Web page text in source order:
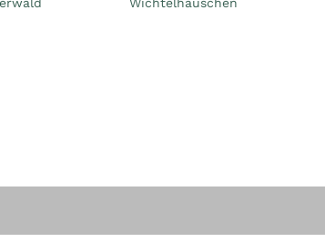
Wichtelhäuschen